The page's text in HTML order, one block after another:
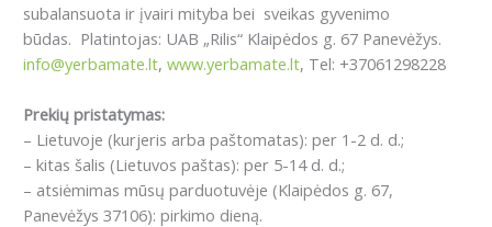
subalansuota ir įvairi mityba bei sveikas gyvenimo
būdas. Platintojas: UAB „Rilis“ Klaipėdos g. 67 Panevėžys.
info@yerbamate.lt, www.yerbamate.lt, Tel: +37061298228
Prekių pristatymas:
– Lietuvoje (kurjeris arba paštomatas): per 1-2 d. d.;
– kitas šalis (Lietuvos paštas): per 5-14 d. d.;
– atsiėmimas mūsų parduotuvėje (Klaipėdos g. 67,
Panevėžys 37106): pirkimo dieną.